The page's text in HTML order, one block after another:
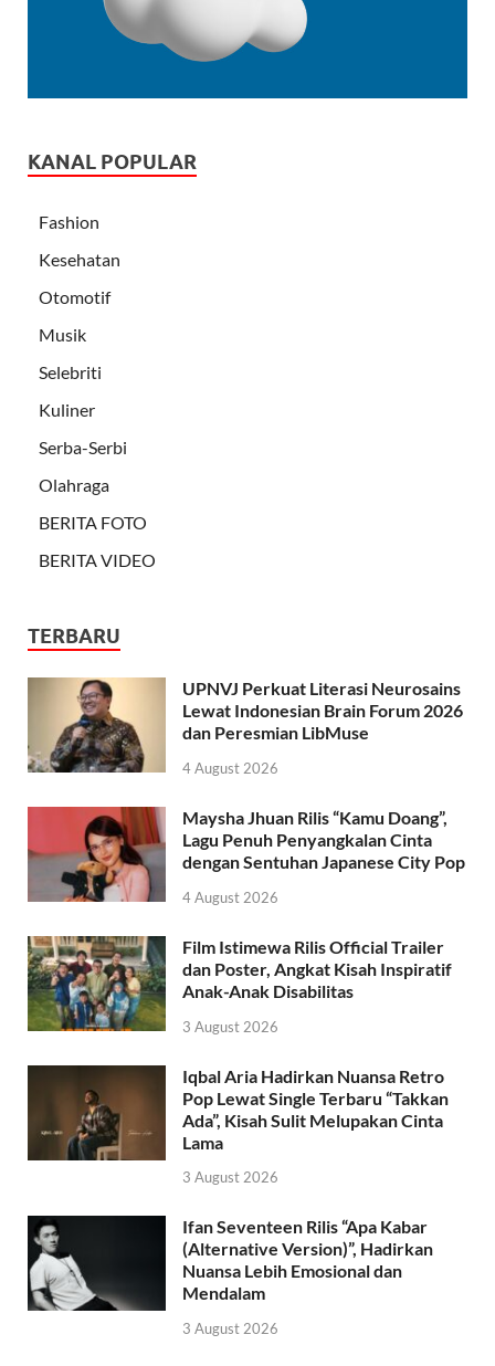
KANAL POPULAR
Fashion
Kesehatan
Otomotif
Musik
Selebriti
Kuliner
Serba-Serbi
Olahraga
BERITA FOTO
BERITA VIDEO
TERBARU
UPNVJ Perkuat Literasi Neurosains
Lewat Indonesian Brain Forum 2026
dan Peresmian LibMuse
4 August 2026
Maysha Jhuan Rilis “Kamu Doang”,
Lagu Penuh Penyangkalan Cinta
dengan Sentuhan Japanese City Pop
4 August 2026
Film Istimewa Rilis Official Trailer
dan Poster, Angkat Kisah Inspiratif
Anak-Anak Disabilitas
3 August 2026
Iqbal Aria Hadirkan Nuansa Retro
Pop Lewat Single Terbaru “Takkan
Ada”, Kisah Sulit Melupakan Cinta
Lama
3 August 2026
Ifan Seventeen Rilis “Apa Kabar
(Alternative Version)”, Hadirkan
Nuansa Lebih Emosional dan
Mendalam
3 August 2026